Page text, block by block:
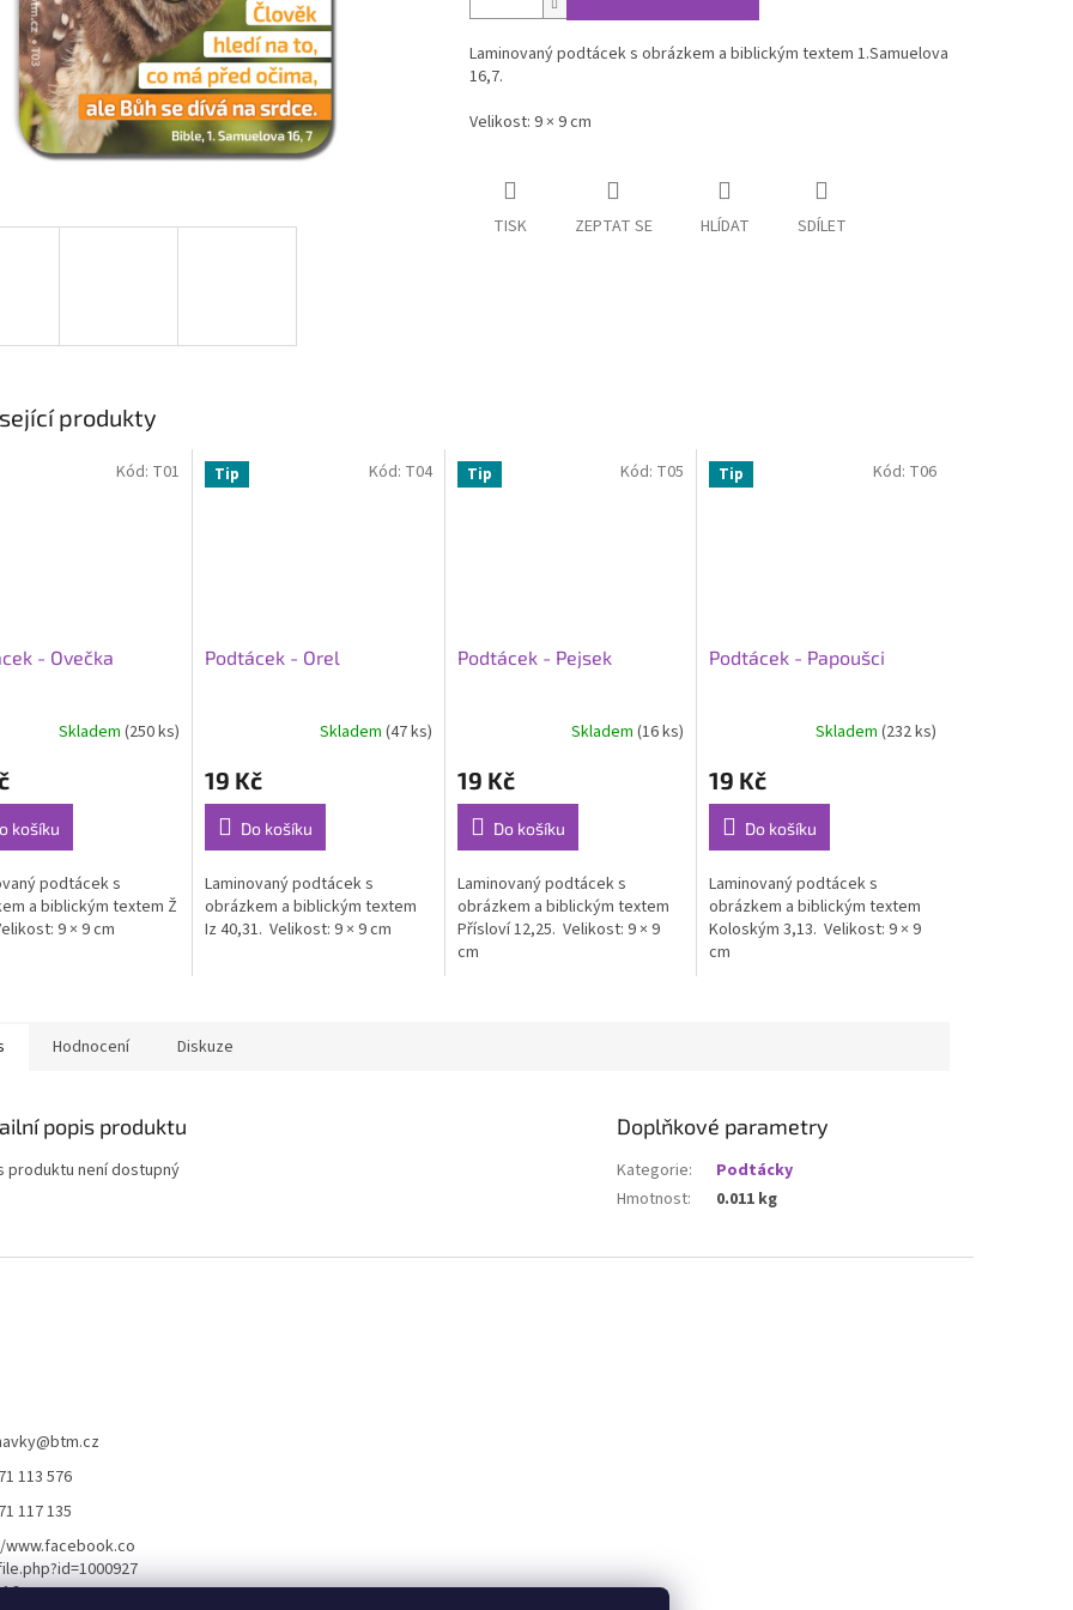
Laminovaný podtácek s obrázkem a biblickým textem 1.Samuelova
16,7.
Velikost: 9 × 9 cm
TISK ZEPTAT SE HLÍDAT SDÍLET
produkty
- Ovečka
Skladem (250 ks)
košíku
podtácek s
a biblickým textem Ž
9 × 9 cm
Kód: T01 Tip
Podtácek - Orel
Skladem (47 ks)
19 Kč
Do košíku
Laminovaný podtácek s
obrázkem a biblickým textem
Iz 40,31. Velikost: 9 × 9 cm
Kód: T04 Tip
Podtácek - Pejsek
Skladem(16 ks)
19 Kč
Do košíku
Laminovaný podtácek s
obrázkem a biblickým textem
Přísloví 12,25. Velikost: 9 × 9
cm
Kód: T05 Tip
Podtácek - Papoušci
Skladem (232 ks)
19 Kč
Do košíku
Laminovaný podtácek s
obrázkem a biblickým textem
Koloským 3,13. Velikost: 9 × 9
cm
Kód: T06
Hodnocení Diskuze
popis produktu
produktu není dostupný
Doplňkové parametry
Kategorie:
Podtácky
Hmotnost: 0.011 kg
@btm.cz
113 576
117 135